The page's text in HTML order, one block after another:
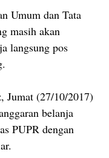
Umum dan Tata
masih akan
langsung pos
Jumat (27/10/2017)
belanja
PUPR dengan